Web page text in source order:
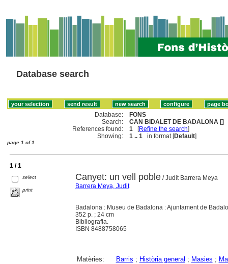
Database search
Database:
FONS
Search:
CAN BIDALET DE BADALONA []
References found:
1 [Refine the search]
Showing:
1 .. 1 in format [Default]
page 1 of 1
1 / 1
select
print
Canyet: un vell poble/ Judit Barrera Meya
Barrera Meya, Judit
Badalona : Museu de Badalona : Ajuntament de
352 p. ; 24 cm
Bibliografia.
ISBN 8488758065
Matèries: Barris ; Història general ; Masies ;